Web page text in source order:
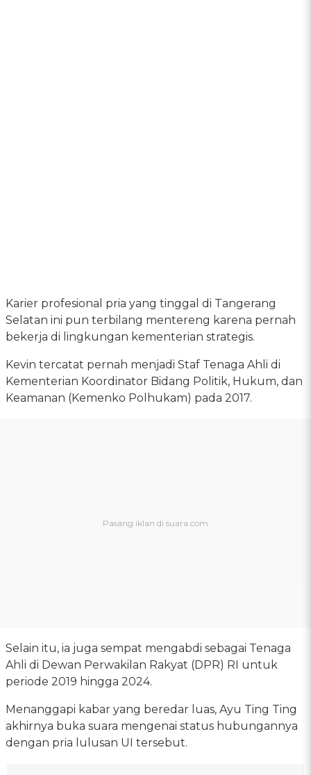
Karier profesional pria yang tinggal di Tangerang
Selatan ini pun terbilang mentereng karena pernah
bekerja di lingkungan kementerian strategis.
Kevin tercatat pernah menjadi Staf Tenaga Ahli di
Kementerian Koordinator Bidang Politik, Hukum, dan
Keamanan (Kemenko Polhukam) pada 2017.
Selain itu, ia juga sempat mengabdi sebagai Tenaga
Ahli di Dewan Perwakilan Rakyat (DPR) RI untuk
periode 2019 hingga 2024.
Menanggapi kabar yang beredar luas, Ayu Ting Ting
akhirnya buka suara mengenai status hubungannya
dengan pria lulusan UI tersebut.